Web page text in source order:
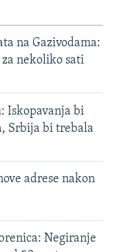
na Gazivodama:
nekoliko sati
Iskopavanja bi
Srbija bi trebala
adrese nakon
Negiranje